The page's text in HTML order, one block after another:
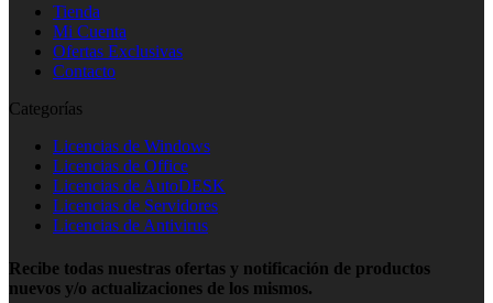
Tienda
Mi Cuenta
Ofertas Exclusivas
Contacto
Categorías
Licencias de Windows
Licencias de Office
Licencias de AutoDESK
Licencias de Servidores
Licencias de Antivirus
Recibe todas nuestras ofertas y notificación de productos
nuevos y/o actualizaciones de los mismos.